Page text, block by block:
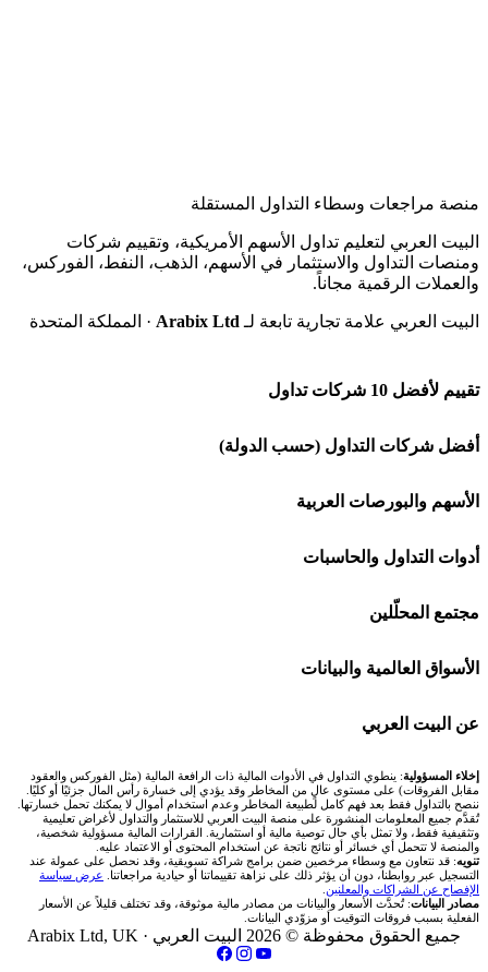
منصة مراجعات وسطاء التداول المستقلة
البيت العربي لتعليم تداول الأسهم الأمريكية، وتقييم شركات
ومنصات التداول والاستثمار في الأسهم، الذهب، النفط، الفوركس،
والعملات الرقمية مجاناً.
البيت العربي علامة تجارية تابعة لـ Arabix Ltd · المملكة المتحدة
تقييم لأفضل 10 شركات تداول
شركة Capital.com
افاتريد AvaTrade
اكسنس Exness
منصة بينانس
اكس تي بي XTB
انتراكتيف بروكرز IBKR
أفضل شركات التداول (حسب الدولة)
شركات تداول في السعودية
شركات تداول في الإمارات
شركات تداول في الكويت
شركات تداول في قطر
شركات تداول في الأردن
شركات تداول في العراق
شركات تداول في فلسطين
الأسهم والبورصات العربية
🌍 كل البورصات العربية
🇸🇦 السوق السعودية
🇦🇪 أسواق الإمارات
🇪🇬 البورصة المصرية
🇶🇦 بورصة قطر
🇯🇴 بورصة عمّان
🇧🇭 بورصة البحرين
أدوات التداول والحاسبات
🕌 حاسبة الزكاة
💱 محول العملات
🧮 حاسبة حجم اللوت
📊 حاسبة قيمة النقطة
💰 حاسبة ربح الفوركس
📌 حاسبة النقاط المحورية
📏 حاسبة حجم المركز
مجتمع المحلّلين
🧱 حائط المجتمع
🏆 لوحة المحلّلين
✍️ اكتب تحليلك
الأسواق العالمية والبيانات
🌐 المؤشرات العالمية
🥇 سعر الذهب اليوم
🥇 أسعار الذهب والمعادن
💱 أسعار العملات والفوركس
💵 سعر الريال السعودي في مصر
عن البيت العربي
من نحن
تواصل معنا
فريق المؤلفين
مقالات تعليمية
إخلاء المسؤولية: ينطوي التداول في الأدوات المالية ذات الرافعة المالية (مثل الفوركس والعقود
مقابل الفروقات) على مستوى عالٍ من المخاطر وقد يؤدي إلى خسارة رأس المال جزئيًا أو كليًا.
ننصح بالتداول فقط بعد فهم كامل لطبيعة المخاطر وعدم استخدام أموال لا يمكنك تحمل خسارتها.
تُقدَّم جميع المعلومات المنشورة على منصة البيت العربي للاستثمار والتداول لأغراض تعليمية
وتثقيفية فقط، ولا تمثل بأي حال توصية مالية أو استثمارية. القرارات المالية مسؤولية شخصية،
والمنصة لا تتحمل أي خسائر أو نتائج ناتجة عن استخدام المحتوى أو الاعتماد عليه.
تنويه: قد نتعاون مع وسطاء مرخصين ضمن برامج شراكة تسويقية، وقد نحصل على عمولة عند
التسجيل عبر روابطنا، دون أن يؤثر ذلك على نزاهة تقييماتنا أو حيادية مراجعاتنا. عرض سياسة
الإفصاح عن الشراكات والمعلنين
مصادر البيانات: تُحدَّث الأسعار والبيانات من مصادر مالية موثوقة، وقد تختلف قليلاً عن الأسعار
الفعلية بسبب فروقات التوقيت أو مزوّدي البيانات.
جميع الحقوق محفوظة © 2026 البيت العربي · Arabix Ltd, UK